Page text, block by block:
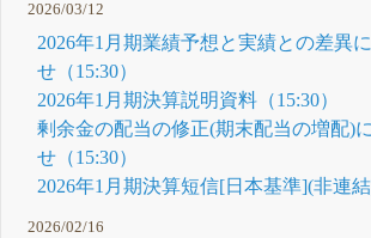
2026/03/12
2026年1月期業績予想と実績との差異
せ（15:30）
2026年1月期決算説明資料（15:30）
剰余金の配当の修正(期末配当の増配)
せ（15:30）
2026年1月期決算短信[日本基準](非連結
2026/02/16